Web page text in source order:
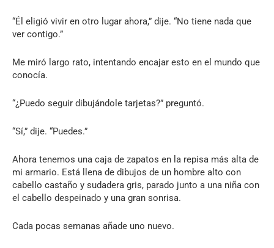
“Él eligió vivir en otro lugar ahora,” dije. “No tiene nada que
ver contigo.”
Me miró largo rato, intentando encajar esto en el mundo que
conocía.
“¿Puedo seguir dibujándole tarjetas?” preguntó.
“Sí,” dije. “Puedes.”
Ahora tenemos una caja de zapatos en la repisa más alta de
mi armario. Está llena de dibujos de un hombre alto con
cabello castaño y sudadera gris, parado junto a una niña con
el cabello despeinado y una gran sonrisa.
Cada pocas semanas añade uno nuevo.